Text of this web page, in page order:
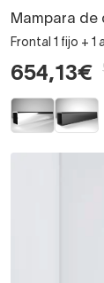
Mampara de
Frontal 1 fijo + 1
654,13€